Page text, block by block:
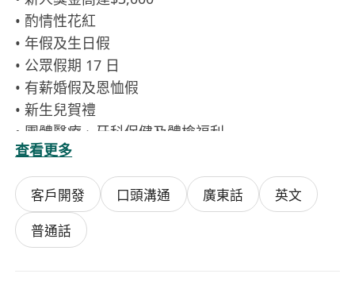
• 酌情性花紅
• 年假及生日假
• 公眾假期 17 日
• 有薪婚假及恩恤假
• 新生兒賀禮
• 團體醫療、牙科保健及體檢福利
• 集團產品購物優惠
• 專業在職培訓及增值課程
• 進修津貼
• 良好晉升機會
• Work-life balance
查看更多
客戶開發 口頭溝通 廣東話
英文
普通話